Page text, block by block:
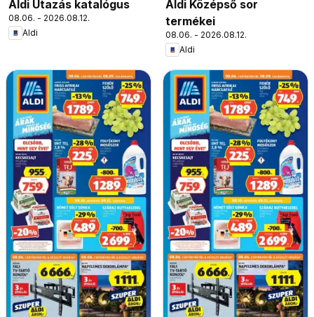
Aldi Utazás katalógus
08.06. - 2026.08.12.
Aldi
Aldi Középső sor
termékei
08.06. - 2026.08.12.
Aldi